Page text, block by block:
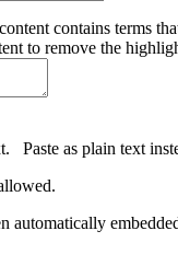
contains terms
to remove the
Paste as plain text
automatically